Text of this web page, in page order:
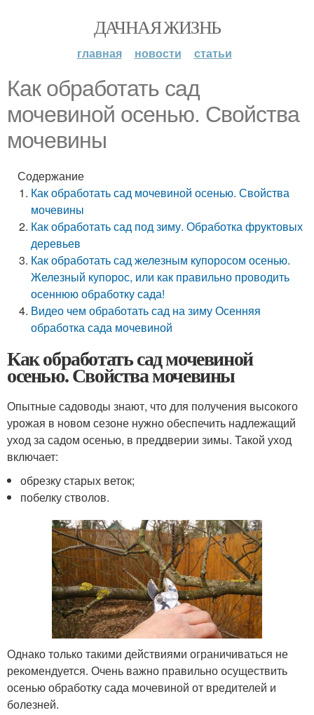
ДАЧНАЯ ЖИЗНЬ
главная новости статьи
Как обработать сад
мочевиной осенью. Свойства
мочевины
Содержание
Как обработать сад мочевиной осенью. Свойства
мочевины
Как обработать сад под зиму. Обработка фруктовых
деревьев
Как обработать сад железным купоросом осенью.
Железный купорос, или как правильно проводить
осеннюю обработку сада!
Видео чем обработать сад на зиму Осенняя
обработка сада мочевиной
Как обработать сад мочевиной
осенью. Свойства мочевины
Опытные садоводы знают, что для получения высокого
урожая в новом сезоне нужно обеспечить надлежащий
уход за садом осенью, в преддверии зимы. Такой уход
включает:
обрезку старых веток;
побелку стволов.
Однако только такими действиями ограничиваться не
рекомендуется. Очень важно правильно осуществить
осенью обработку сада мочевиной от вредителей и
болезней.